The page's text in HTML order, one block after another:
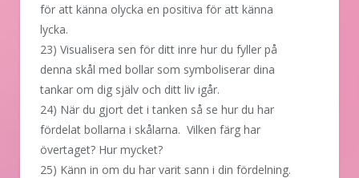
för att känna olycka en positiva för att känna
lycka.
23) Visualisera sen för ditt inre hur du fyller på
denna skål med bollar som symboliserar dina
tankar om dig själv och ditt liv igår.
24) När du gjort det i tanken så se hur du har
fördelat bollarna i skålarna. Vilken färg har
övertaget? Hur mycket?
25) Känn in om du har varit sann i din fördelning.